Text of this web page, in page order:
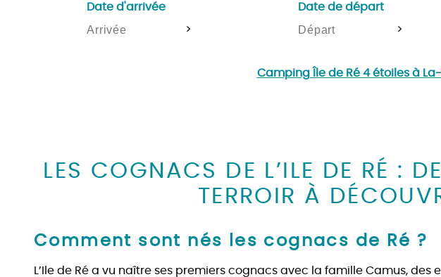
Date d'arrivée
>
Date de départ
>
Camping Île de Ré 4 étoiles à
LES COGNACS DE L’ILE DE RÉ :
TERROIR À
Comment sont nés les cognacs de Ré ?
L’Ile de Ré a vu naître ses premiers cognacs avec la famille Camus,